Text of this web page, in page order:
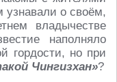
узнавали о своём,
владычестве
наполняло
гордости, но при
Чингизхан»?